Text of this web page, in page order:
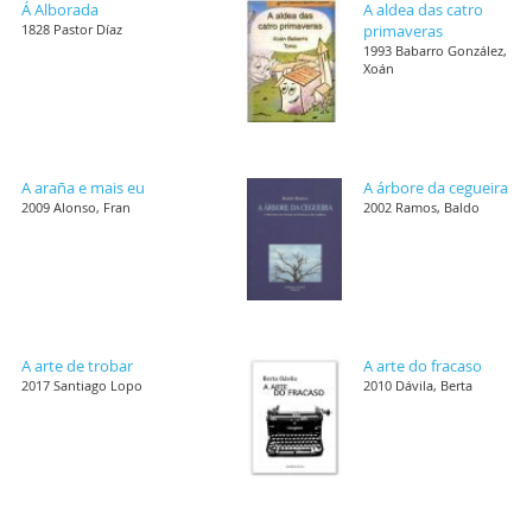
Á Alborada
1828 Pastor Díaz
A aldea das catro
primaveras
1993 Babarro González,
Xoán
A araña e mais eu
2009 Alonso, Fran
A árbore da cegueira
2002 Ramos, Baldo
A arte de trobar
2017 Santiago Lopo
A arte do fracaso
2010 Dávila, Berta